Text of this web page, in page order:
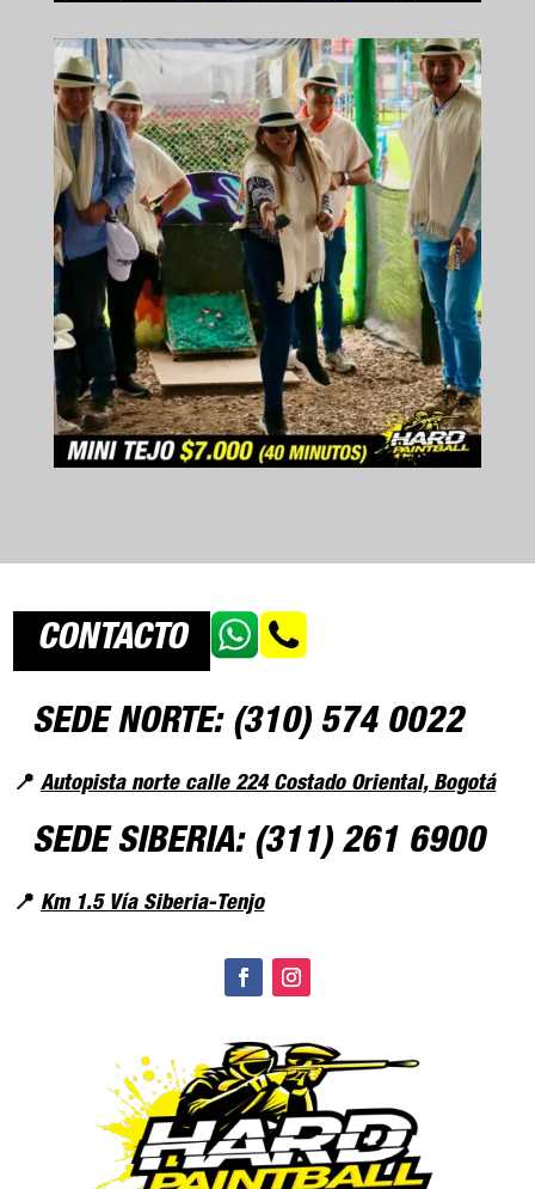
CONTACTO
SEDE NORTE: (310) 574 0022
📍Autopista norte calle 224 Costado Oriental, Bogotá
SEDE SIBERIA: (311) 261 6900
📍 Km 1.5 Vía Siberia-Tenjo